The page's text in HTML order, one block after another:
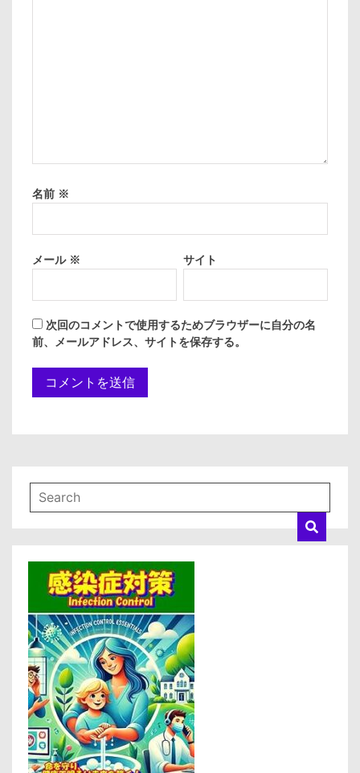
名前 ※
メール ※ サイト
次回のコメントで使用するためブラウザーに自分の名
前、メールアドレス、サイトを保存する。